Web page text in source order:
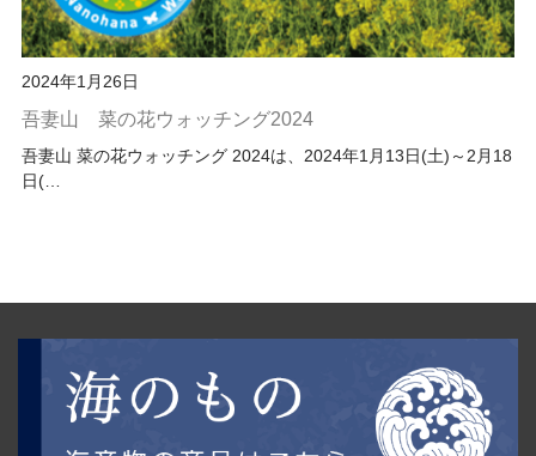
2024年1月26日
吾妻山 菜の花ウォッチング2024
吾妻山 菜の花ウォッチング 2024は、2024年1月13日(土)～2月18
日(…